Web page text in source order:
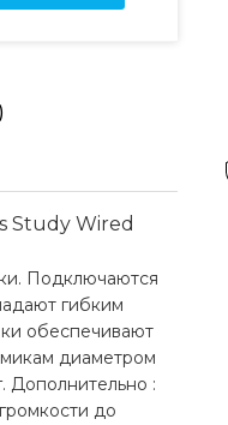
Study Wired
Подключаются
гибким
обеспечивают
диаметром
Дополнительно :
до